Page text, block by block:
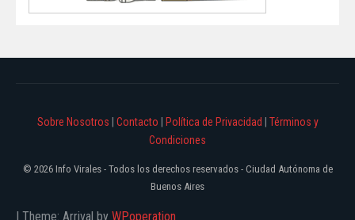
Sobre Nosotros Contacto Política de Privacidad
Términos y
Condiciones
© 2026 Info Virales - Todos los derechos reservados - Ciudad Autónoma de
Buenos Aires
| Theme: Arrival by WPoperation